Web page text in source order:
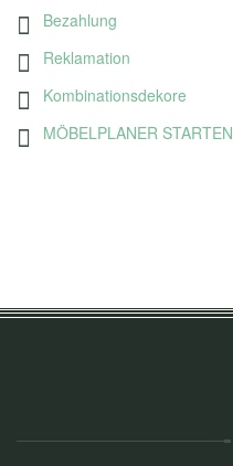
Bezahlung
Reklamation
Kombinationsdekore
MÖBELPLANER STARTEN